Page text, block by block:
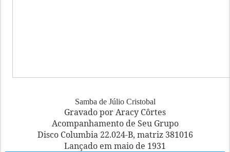
Samba de Júlio Cristobal
Gravado por Aracy Côrtes
Acompanhamento de Seu Grupo
Disco Columbia 22.024-B, matriz 381016
Lançado em maio de 1931